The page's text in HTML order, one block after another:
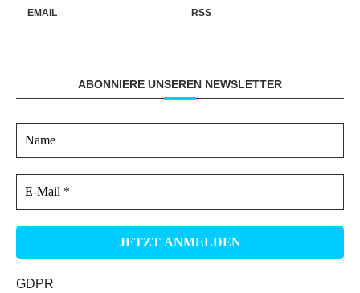
EMAIL RSS
ABONNIERE UNSEREN NEWSLETTER
GDPR